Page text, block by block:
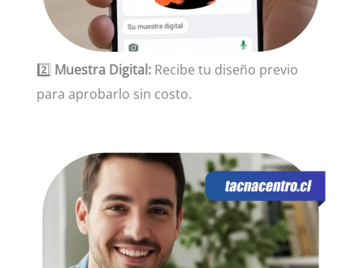
2️⃣ Muestra Digital:Recibe tu diseño previo
para aprobarlo sin costo.